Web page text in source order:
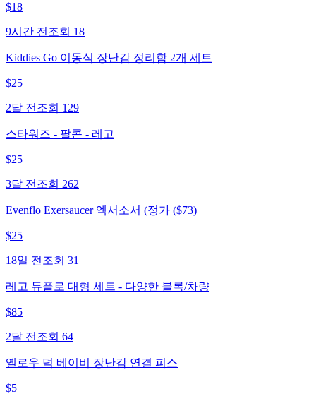
$18
9시간 전 조회 18
Kiddies Go 이동식 장난감 정리함 2개 세트
$25
2달 전 조회 129
스타워즈 - 팔콘 - 레고
$25
3달 전 조회 262
Evenflo Exersaucer 엑서소서 (정가 ($73)
$25
18일 전 조회 31
레고 듀플로 대형 세트 - 다양한 블록/차량
$85
2달 전 조회 64
옐로우 덕 베이비 장난감 연결 피스
$5